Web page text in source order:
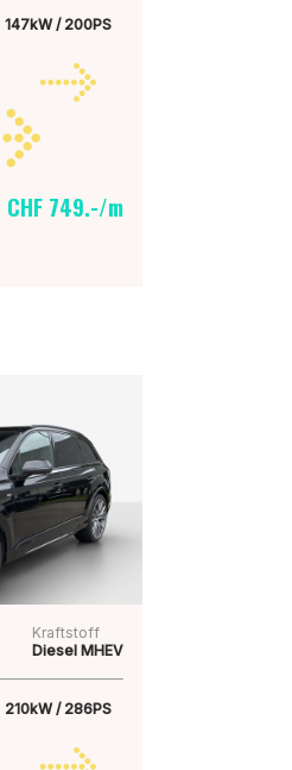
147kW / 200PS
CHF 749.-/m
Kraftstoff
Diesel MHEV
210kW / 286PS